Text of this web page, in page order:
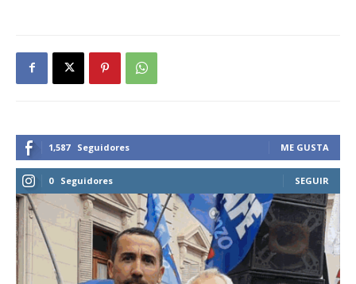
1,587 Seguidores ME GUSTA
0 Seguidores SEGUIR